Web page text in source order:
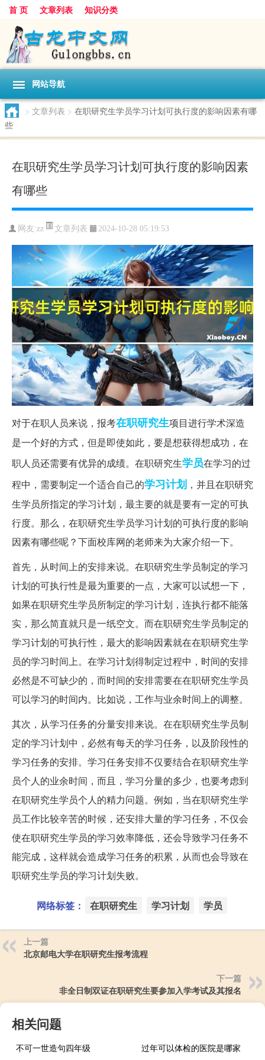
首 页 文章列表 知识分类
网站导航
> 文章列表 > 在职研究生学员学习计划可执行度的影响因素有哪
些
在职研究生学员学习计划可执行度的影响因素
有哪些
网友:zz 文章列表 2024-10-28 05:19:53
对于在职人员来说，报考在职研究生项目进行学术深造
是一个好的方式，但是即使如此，要是想获得想成功，在
职人员还需要有优异的成绩。在职研究生学员在学习的过
程中，需要制定一个适合自己的学习计划 ，并且在职研究
生学员所指定的学习计划，最主要的就是要有一定的可执
行度。那么，在职研究生学员学习计划的可执行度的影响
因素有哪些呢？下面校库网的老师来为大家介绍一下。
首先，从时间上的安排来说。在职研究生学员制定的学习
计划的可执行性是最为重要的一点，大家可以试想一下，
如果在职研究生学员所制定的学习计划，连执行都不能落
实，那么简直就只是一纸空文。而在职研究生学员制定的
学习计划的可执行性，最大的影响因素就在在职研究生学
员的学习时间上。在学习计划得制定过程中，时间的安排
必然是不可缺少的，而时间的安排需要在在职研究生学员
可以学习的时间内。比如说，工作与业余时间上的调整。
其次，从学习任务的分量安排来说。在在职研究生学员制
定的学习计划中，必然有每天的学习任务，以及阶段性的
学习任务的安排。学习任务安排不仅要结合在职研究生学
员个人的业余时间，而且，学习分量的多少，也要考虑到
在职研究生学员个人的精力问题。例如，当在职研究生学
员工作比较辛苦的时候，还安排大量的学习任务，不仅会
使在职研究生学员的学习效率降低，还会导致学习任务不
能完成，这样就会造成学习任务的积累，从而也会导致在
职研究生学员的学习计划失败。
网络标签： 在职研究生 学习计划 学员
上一篇
北京邮电大学在职研究生报考流程
下一篇
非全日制双证在职研究生要参加入学考试及其报名
相关问题
不可一世造句四年级 过年可以体检的医院是哪家